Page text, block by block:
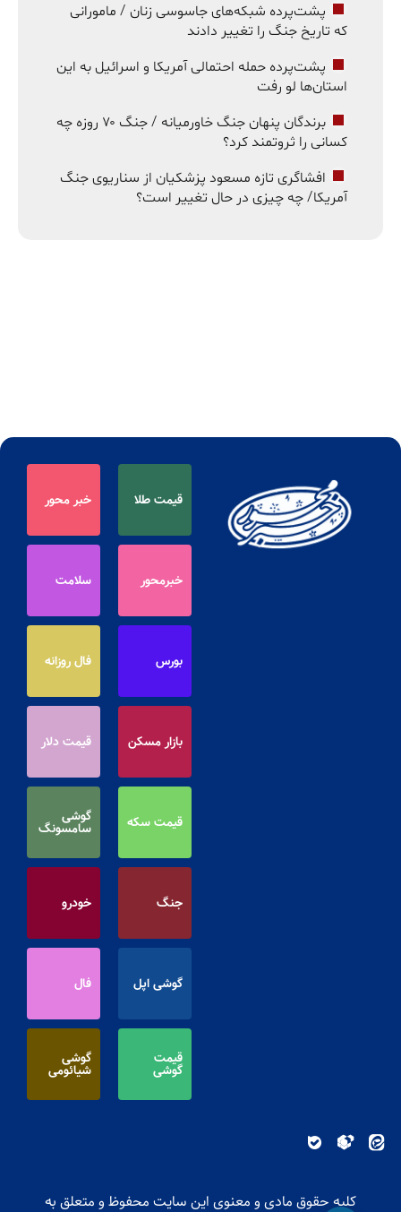
پشت‌پرده شبکه‌های جاسوسی زنان / مامورانی
که تاریخ جنگ را تغییر دادند
پشت‌پرده حمله احتمالی آمریکا و اسرائیل به این
استان‌ها لو رفت
برندگان پنهان جنگ خاورمیانه / جنگ ۷۰ روزه چه
کسانی را ثروتمند کرد؟
افشاگری تازه مسعود پزشکیان از سناریوی جنگ
آمریکا/ چه چیزی در حال تغییر است؟
قیمت طلا خبر محور
خبرمحور سلامت
بورس فال روزانه
بازار مسکن قیمت دلار
قیمت سکه گوشی
سامسونگ
جنگ خودرو
گوشی اپل فال
قیمت
گوشی
گوشی
شیائومی
کلیه حقوق مادی و معنوی این سایت محفوظ و متعلق به